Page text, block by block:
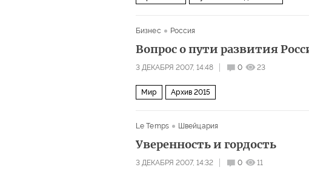
Бизнес Россия
Вопрос о пути развития
3 ДЕКАБРЯ 2007, 14:48 0 23
Мир Архив 2015
Le Temps Швейцария
Уверенность и гордость
3 ДЕКАБРЯ 2007, 14:32 0 11